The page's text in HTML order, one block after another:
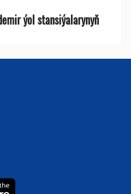
ýol stansiýalarynyň